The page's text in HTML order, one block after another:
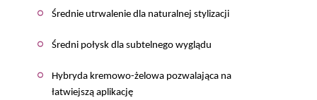
Średnie utrwalenie dla naturalnej stylizacji
Średni połysk dla subtelnego wyglądu
Hybryda kremowo-żelowa pozwalająca na
łatwiejszą aplikację